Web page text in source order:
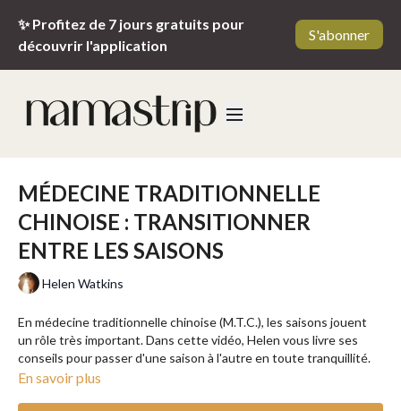
✨ Profitez de 7 jours gratuits pour
découvrir l'application
S'abonner
MÉDECINE TRADITIONNELLE
CHINOISE : TRANSITIONNER
ENTRE LES SAISONS
Helen Watkins
En médecine traditionnelle chinoise (M.T.C.), les saisons jouent
un rôle très important. Dans cette vidéo, Helen vous livre ses
conseils pour passer d'une saison à l'autre en toute tranquillité.
______________________
En savoir plus